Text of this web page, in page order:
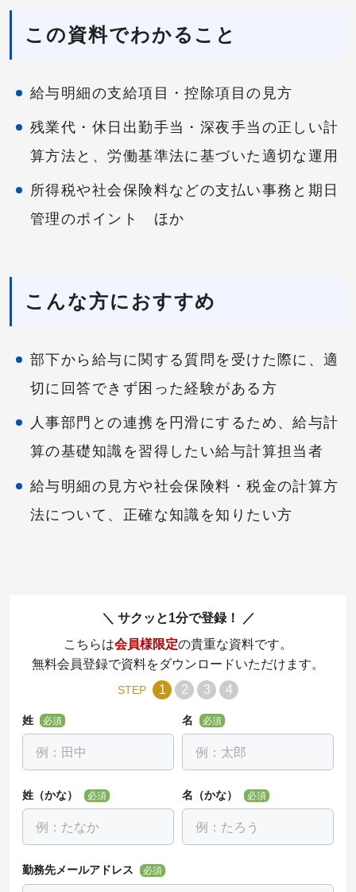
この資料でわかること
給与明細の支給項目・控除項目の見方
残業代・休日出勤手当・深夜手当の正しい計
算方法と、労働基準法に基づいた適切な運用
所得税や社会保険料などの支払い事務と期日
管理のポイント ほか
こんな方におすすめ
部下から給与に関する質問を受けた際に、適
切に回答できず困った経験がある方
人事部門との連携を円滑にするため、給与計
算の基礎知識を習得したい給与計算担当者
給与明細の見方や社会保険料・税金の計算方
法について、正確な知識を知りたい方
サクッと1分で登録！
こちらは会員様限定の貴重な資料です。
無料会員登録で資料をダウンロードいただけます。
STEP 1 2 3 4
姓 必須 名 必須
姓（かな） 必須 名（かな） 必須
勤務先メールアドレス 必須